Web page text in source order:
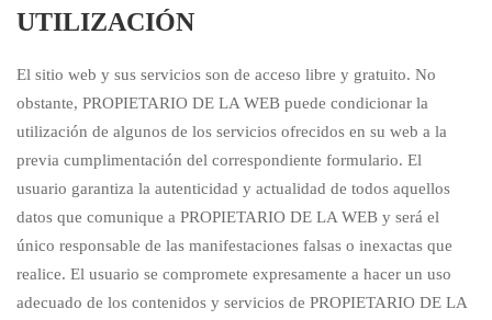
UTILIZACIÓN
El sitio web y sus servicios son de acceso libre y gratuito. No
obstante, PROPIETARIO DE LA WEB puede condicionar la
utilización de algunos de los servicios ofrecidos en su web a la
previa cumplimentación del correspondiente formulario. El
usuario garantiza la autenticidad y actualidad de todos aquellos
datos que comunique a PROPIETARIO DE LA WEB y será el
único responsable de las manifestaciones falsas o inexactas que
realice. El usuario se compromete expresamente a hacer un uso
adecuado de los contenidos y servicios de PROPIETARIO DE LA